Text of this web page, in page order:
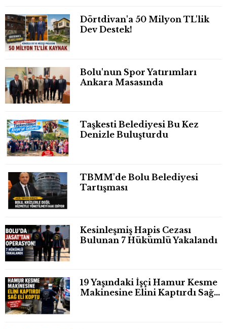
Dörtdivan'a 50 Milyon TL'lik
Dev Destek!
Bolu'nun Spor Yatırımları
Ankara Masasında
Taşkesti Belediyesi Bu Kez
Denizle Buluşturdu
TBMM'de Bolu Belediyesi
Tartışması
Kesinleşmiş Hapis Cezası
Bulunan 7 Hükümlü Yakalandı
19 Yaşındaki İşçi Hamur Kesme
Makinesine Elini Kaptırdı Sağ